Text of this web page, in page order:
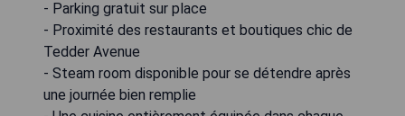
- Parking gratuit sur place
- Proximité des restaurants et boutiques chic de
Tedder Avenue
- Steam room disponible pour se détendre après
une journée bien remplie